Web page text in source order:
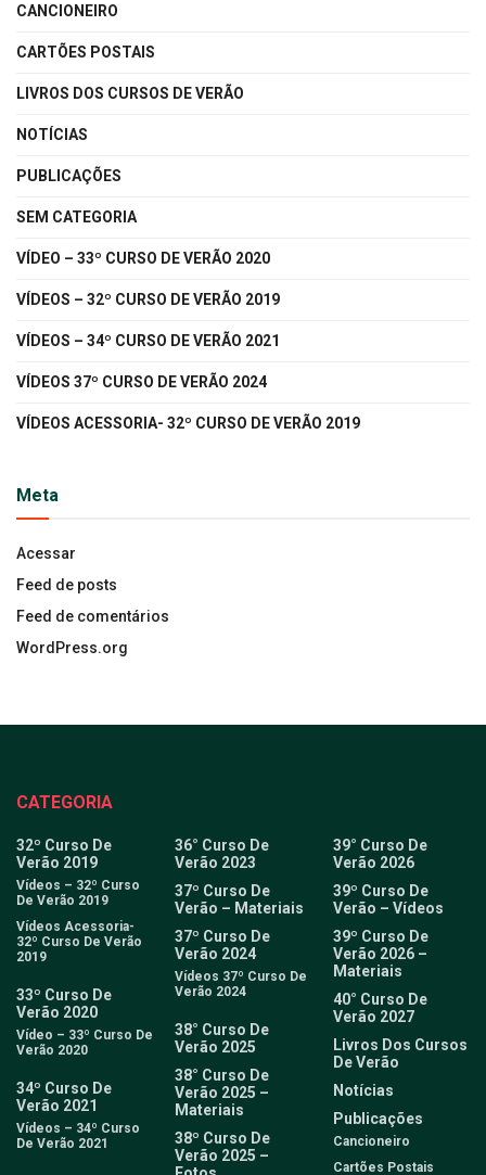
CANCIONEIRO
CARTÕES POSTAIS
LIVROS DOS CURSOS DE VERÃO
NOTÍCIAS
PUBLICAÇÕES
SEM CATEGORIA
VÍDEO – 33º CURSO DE VERÃO 2020
VÍDEOS – 32º CURSO DE VERÃO 2019
VÍDEOS – 34º CURSO DE VERÃO 2021
VÍDEOS 37º CURSO DE VERÃO 2024
VÍDEOS ACESSORIA- 32º CURSO DE VERÃO 2019
Meta
Acessar
Feed de posts
Feed de comentários
WordPress.org
CATEGORIA
32º Curso De
Verão 2019
Vídeos – 32º Curso
De Verão 2019
Vídeos Acessoria-
32º Curso De Verão
2019
33º Curso De
Verão 2020
Vídeo – 33º Curso De
Verão 2020
34º Curso De
Verão 2021
Vídeos – 34º Curso
De Verão 2021
36° Curso De
Verão 2023
37º Curso De
Verão – Materiais
37º Curso De
Verão 2024
Vídeos 37º Curso De
Verão 2024
38° Curso De
Verão 2025
38° Curso De
Verão 2025 –
Materiais
38º Curso De
Verão 2025 –
39° Curso De
Verão 2026
39º Curso De
Verão – Vídeos
39º Curso De
Verão 2026 –
Materiais
40° Curso De
Verão 2027
Livros Dos Cursos
De Verão
Notícias
Publicações
Cancioneiro
Cartões Postais